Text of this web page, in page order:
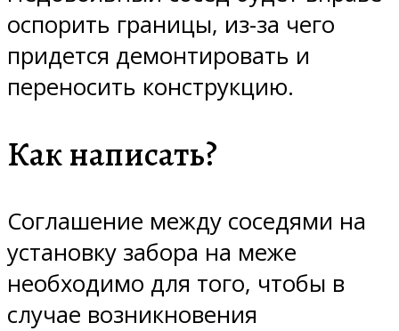
оспорить границы, из-за чего
придется демонтировать и
переносить конструкцию.
Как написать?
Соглашение между соседями на
установку забора на меже
необходимо для того, чтобы в
случае возникновения